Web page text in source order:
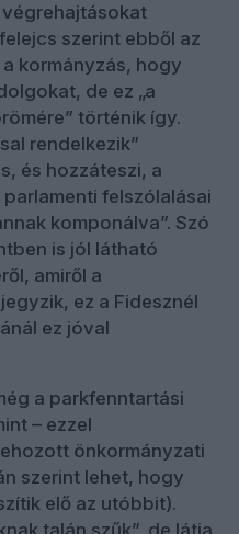
szerint ebből az
kormányzás, hogy
de ez „a
történik így.
rendelkezik”
és hozzáteszi, a
felszólalásai
komponálva”. Szó
is jól látható
amiről a
ez a Fidesznél
ez jóval
a parkfenntartási
– ezzel
önkormányzati
szerint lehet, hogy
elő az utóbbit).
talán szűk”, de látja